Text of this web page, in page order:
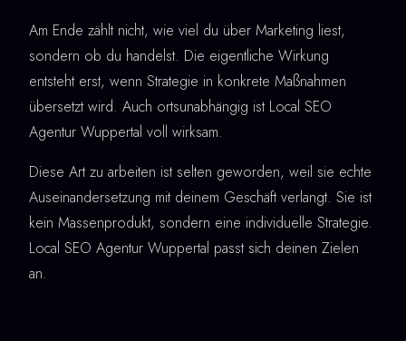
Am Ende zählt nicht, wie viel du über Marketing liest,
sondern ob du handelst. Die eigentliche Wirkung
entsteht erst, wenn Strategie in konkrete Maßnahmen
übersetzt wird. Auch ortsunabhängig ist Local SEO
Agentur Wuppertal voll wirksam.
Diese Art zu arbeiten ist selten geworden, weil sie echte
Auseinandersetzung mit deinem Geschäft verlangt. Sie ist
kein Massenprodukt, sondern eine individuelle Strategie.
Local SEO Agentur Wuppertal passt sich deinen Zielen
an.